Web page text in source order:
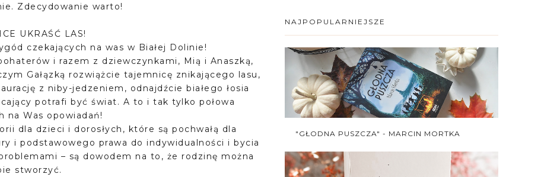
Zdecydowanie warto!
UKRAŚĆ LAS!
czekających na was w Białej Dolinie!
i razem z dziewczynkami, Mią i Anaszką,
Gałązką rozwiążcie tajemnicę znikającego lasu,
z niby-jedzeniem, odnajdźcie białego łosia
potrafi być świat. A to i tak tylko połowa
na Was opowiadań!
dla dzieci i dorosłych, które są pochwałą dla
i podstawowego prawa do indywidualności i bycia
– są dowodem na to, że rodzinę można
stworzyć.
NAJPOPULARNIEJSZE
"GŁODNA PUSZCZA" - MARCIN MORTKA